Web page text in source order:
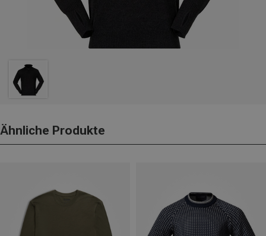
Ähnliche Produkte